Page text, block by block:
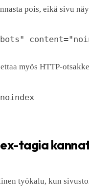
pois, eikä sivu
myös HTTP-
tagia
työkalu, kun